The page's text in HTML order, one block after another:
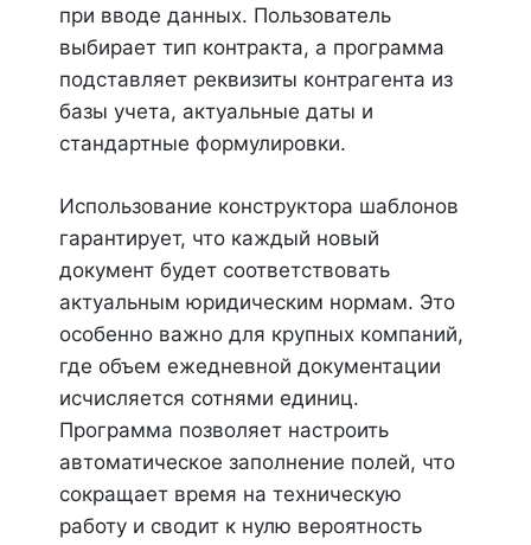
при вводе данных. Пользователь
выбирает тип контракта, а программа
подставляет реквизиты контрагента из
базы учета, актуальные даты и
стандартные формулировки.
Использование конструктора шаблонов
гарантирует, что каждый новый
документ будет соответствовать
актуальным юридическим нормам. Это
особенно важно для крупных компаний,
где объем ежедневной документации
исчисляется сотнями единиц.
Программа позволяет настроить
автоматическое заполнение полей, что
сокращает время на техническую
работу и сводит к нулю вероятность